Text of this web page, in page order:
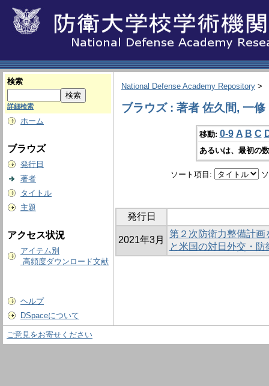
検索
詳細検索
ホーム
ブラウズ
発行日
著者
タイトル
主題
アクセス状況
アイテム別
高頻度ダウンロード文献
ヘルプ
DSpaceについて
National Defense Academy Repository >
ブラウズ : 著者 佐久間, 一修
移動: 0-9 A B C
あるいは、最初の
ソート項目:
発行日
2021年3月
第２次防衛力整備計
と米国の対日外交・防
ご意見をお寄せください